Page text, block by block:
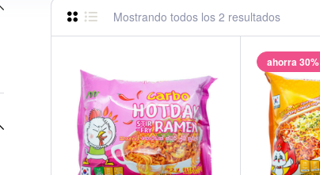
Mostrando todos los 2 resultados
ahorra 30%